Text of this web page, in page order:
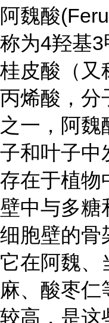
阿魏酸
称为4羟基
桂皮酸（又
丙烯酸，分
之一，阿魏
子和叶子中
存在于植物
壁中与多糖
细胞壁的骨
它在阿魏、
麻、酸枣仁
较高，是这